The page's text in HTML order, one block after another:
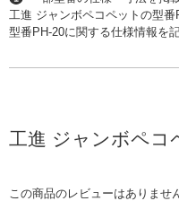
工進 ジャンボペコペットの型番
型番PH-20に関する仕様情報を
工進 ジャンボペコ
この商品のレビューはありませ